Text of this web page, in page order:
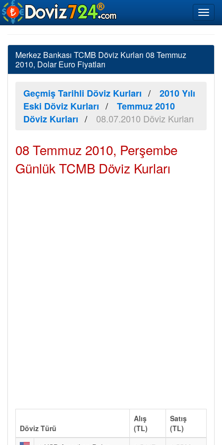
Merkez Bankası TCMB Döviz Kurları 08 Temmuz
2010, Dolar Euro Fiyatları
Geçmiş Tarihli Döviz Kurları
2010 Yılı
Eski Döviz Kurları
Temmuz 2010
Döviz Kurları
08.07.2010 Döviz Kurları
08 Temmuz 2010, Perşembe
Günlük TCMB Döviz Kurları
Döviz Türü
Alış
(TL)
Satış
(TL)